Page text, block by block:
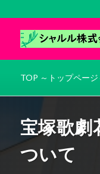
TOP ～トップページ
宝塚歌劇
ついて